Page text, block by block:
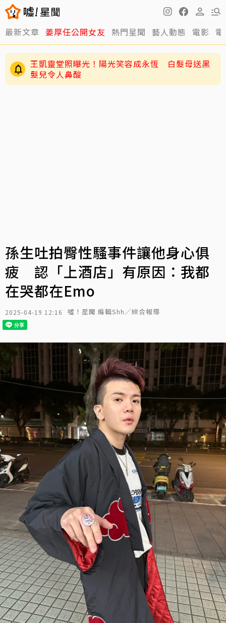
最新文章 姜厚任公開女友 熱門星聞 藝人動態 電影
王凱靈堂照曝光！陽光笑容成永恆 白髮母送黑
髮兒令人鼻酸
孫生吐拍臀性騷事件讓他身心俱
疲 認「上酒店」有原因：我都
在哭都在Emo
2025-04-19 12:16 噓！星聞 編輯Shh／綜合報導